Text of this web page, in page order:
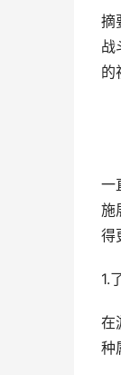
摘
战
的
一
施
得
1.
在
种